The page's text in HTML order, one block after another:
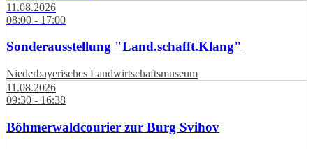
11.08.2026
08:00 - 17:00
Sonderausstellung "Land.schafft.Klang"
Niederbayerisches Landwirtschaftsmuseum
11.08.2026
09:30 - 16:38
Böhmerwaldcourier zur Burg Svihov